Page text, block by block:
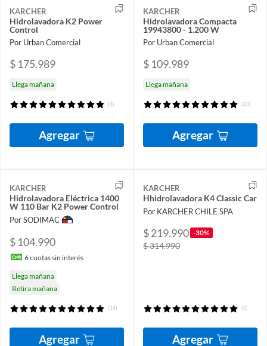
KARCHER
Hidrolavadora K2 Power
Control
Por Urban Comercial
$ 175.989
Llega mañana
(1)
Agregar
KARCHER
Hidrolavadora Compacta
19943800 - 1.200 W
Por Urban Comercial
$ 109.989
Llega mañana
(23)
Agregar
KARCHER
Hidrolavadora Eléctrica 1400
W 110 Bar K2 Power Control
Por SODIMAC
$ 104.990
6cuotas sin interés
Llega mañana
Retira mañana
(14)
Agregar
KARCHER
Hhidrolavadora K4 Classic Car
Por KARCHER CHILE SPA
$ 219.990 -30%
$ 314.990
(1)
Agregar